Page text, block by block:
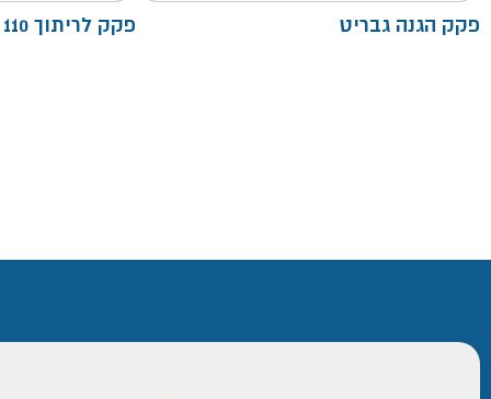
פקק הגנה גבריט פקק לריתוך 110 - גבריט